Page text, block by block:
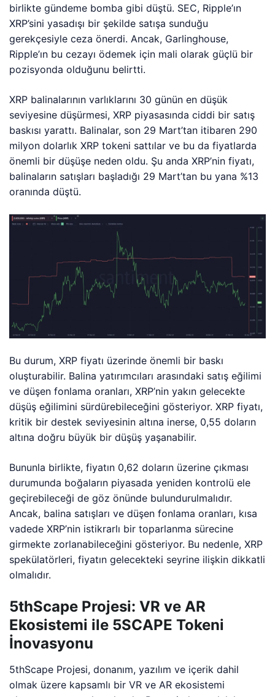
birlikte gündeme bomba gibi düştü. SEC, Ripple’ın
XRP’sini yasadışı bir şekilde satışa sunduğu
gerekçesiyle ceza önerdi. Ancak, Garlinghouse,
Ripple’ın bu cezayı ödemek için mali olarak güçlü bir
pozisyonda olduğunu belirtti.
XRP balinalarının varlıklarını 30 günün en düşük
seviyesine düşürmesi, XRP piyasasında ciddi bir satış
baskısı yarattı. Balinalar, son 29 Mart’tan itibaren 290
milyon dolarlık XRP tokeni sattılar ve bu da fiyatlarda
önemli bir düşüşe neden oldu. Şu anda XRP’nin fiyatı,
balinaların satışları başladığı 29 Mart’tan bu yana %13
oranında düştü.
Bu durum, XRP fiyatı üzerinde önemli bir baskı
oluşturabilir. Balina yatırımcıları arasındaki satış eğilimi
ve düşen fonlama oranları, XRP’nin yakın gelecekte
düşüş eğilimini sürdürebileceğini gösteriyor. XRP fiyatı,
kritik bir destek seviyesinin altına inerse, 0,55 doların
altına doğru büyük bir düşüş yaşanabilir.
Bununla birlikte, fiyatın 0,62 doların üzerine çıkması
durumunda boğaların piyasada yeniden kontrolü ele
geçirebileceği de göz önünde bulundurulmalıdır.
Ancak, balina satışları ve düşen fonlama oranları, kısa
vadede XRP’nin istikrarlı bir toparlanma sürecine
girmekte zorlanabileceğini gösteriyor. Bu nedenle, XRP
spekülatörleri, fiyatın gelecekteki seyrine ilişkin dikkatli
olmalıdır.
5thScape Projesi: VR ve AR
Ekosistemi ile 5SCAPE Tokeni
İnovasyonu
5thScape Projesi, donanım, yazılım ve içerik dahil
olmak üzere kapsamlı bir VR ve AR ekosistemi